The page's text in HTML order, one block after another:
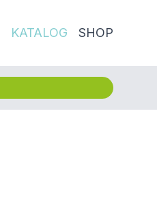
KATALOG SHOP